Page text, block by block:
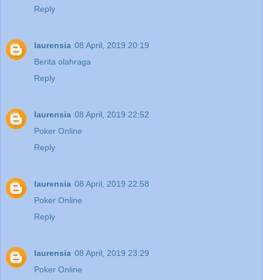
Reply
laurensia 08 April, 2019 20:19
Berita olahraga
Reply
laurensia 08 April, 2019 22:52
Poker Online
Reply
laurensia 08 April, 2019 22:58
Poker Online
Reply
laurensia 08 April, 2019 23:29
Poker Online